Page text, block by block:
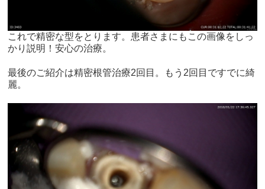
これで精密な型をとります。患者さまにもこの画像をしっ
かり説明！安心の治療。
最後のご紹介は精密根管治療2回目。もう2回目ですでに綺
麗。